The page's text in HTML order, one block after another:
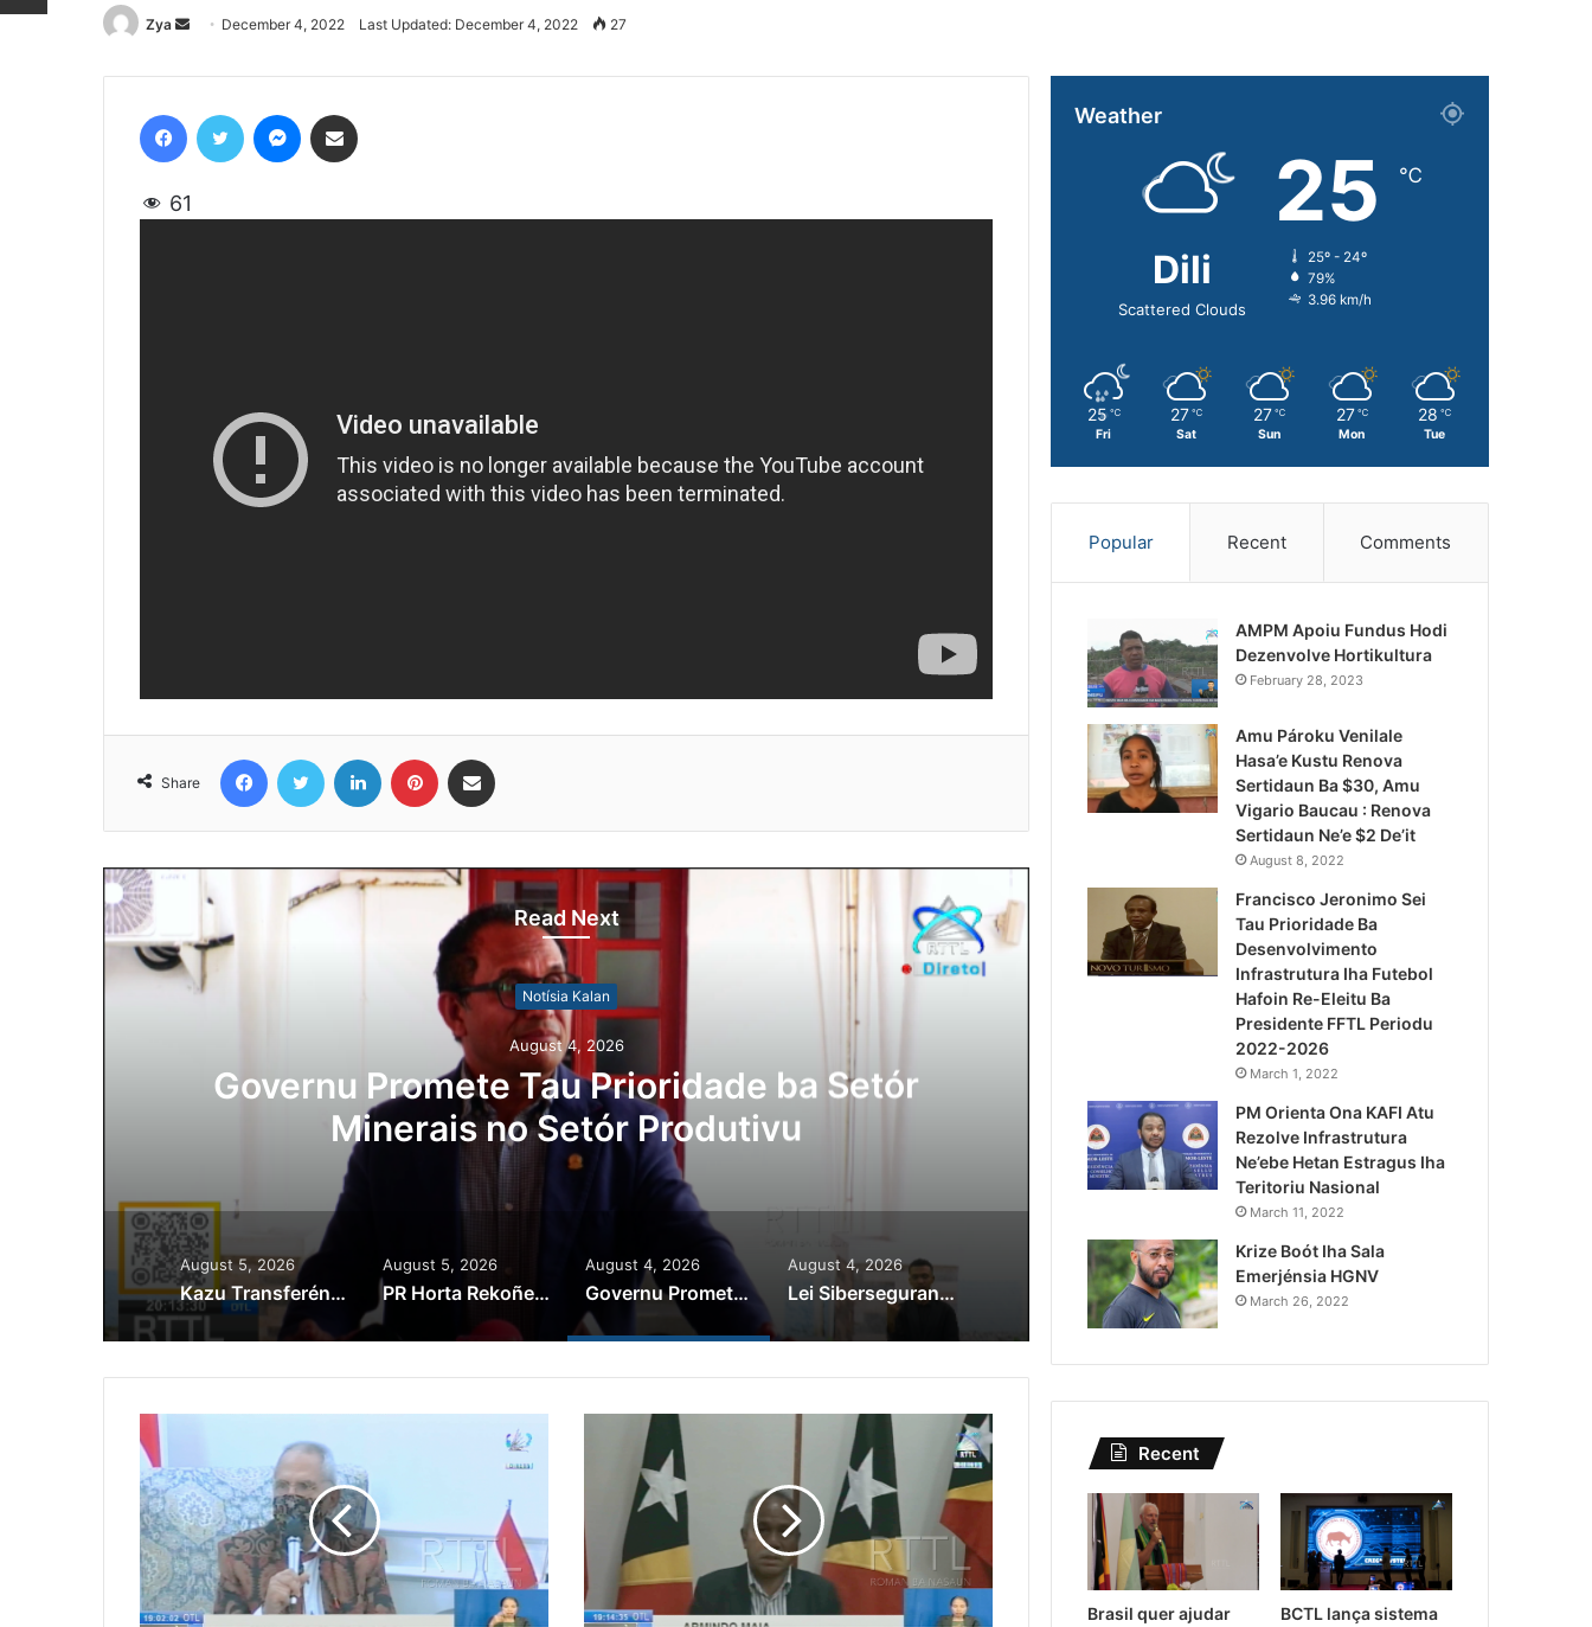
Zya
Send
email
December 4, 2022 Last Updated: December 4, 2022 27
61
Share
Read Next
Notísia Kalan
August 4, 2026
Lei Siberseguransa Ajuda Autoridade Polisiál
Kaptura Autór Kriminozu ho Paradeiru Iha
Estranjeiru
Kazu Transferénsia
Singapura, Advogadu
August 5, 2026
Kazu Transferénsia Osan Millaun 42 Husi Singapura, Advogadu Sei Halo Rekursu
August 5, 2026
PR Horta Rekoñese Timoroan Sira Iha Diáspora Nia Kontribuisaun
August 4, 2026
Governu Promete Tau Prioridade ba Setór Minerais no Setór Produtivu
August 4, 2026
Lei Siberseguransa Ajuda Autoridade Polisiál Kaptura Autór Kriminozu ho Paradeiru Iha Estranjeiru
Weather
Dili
Scattered Clouds
25 ℃
25º - 24º
79%
3.96 km/h
25 ℃
Fri
27 ℃
Sat
27 ℃
Sun
27 ℃
Mon
28 ℃
Tue
Popular Recent Comments
AMPM Apoiu Fundus Hodi
Dezenvolve Hortikultura
February 28, 2023
Amu Pároku Venilale
Hasa’e Kustu Renova
Sertidaun Ba $30, Amu
Vigario Baucau : Renova
Sertidaun Ne’e $2 De’it
August 8, 2022
Francisco Jeronimo Sei
Tau Prioridade Ba
Desenvolvimento
Infrastrutura Iha Futebol
Hafoin Re-Eleitu Ba
Presidente FFTL Periodu
2022-2026
March 1, 2022
PM Orienta Ona KAFI Atu
Rezolve Infrastrutura
Ne’ebe Hetan Estragus Iha
Teritoriu Nasional
March 11, 2022
Krize Boót Iha Sala
Emerjénsia HGNV
March 26, 2022
Recent
Brasil quer ajudar
BCTL lança sistema